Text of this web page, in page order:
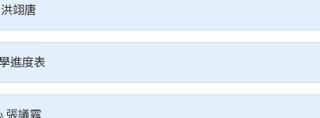
翊唐
進度表
張議露